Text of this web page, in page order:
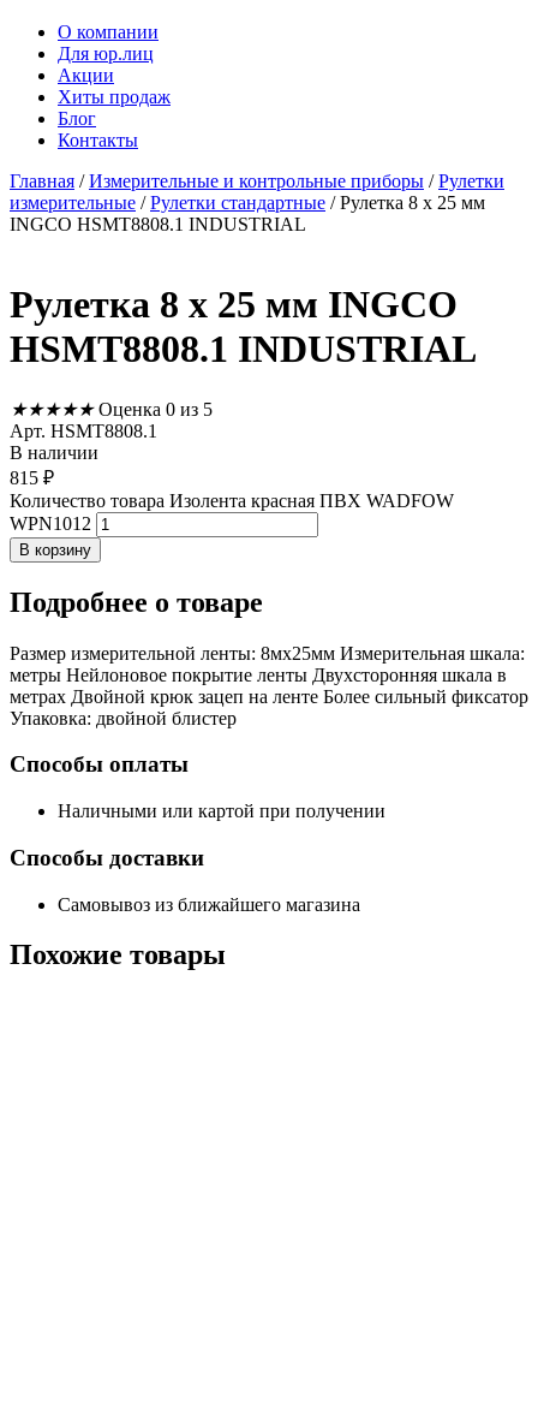
О компании
Для юр.лиц
Акции
Хиты продаж
Блог
Контакты
Главная /Измерительные и контрольные приборы /Рулетки
измерительные /Рулетки стандартные / Рулетка 8 х 25 мм
INGCO HSMT8808.1 INDUSTRIAL
Рулетка 8 х 25 мм INGCO
HSMT8808.1 INDUSTRIAL
★★★★★ Оценка 0 из 5
Арт. HSMT8808.1
В наличии
815 ₽
Количество товара Изолента красная ПВХ WADFOW
WPN1012
В корзину
Подробнее о товаре
Размер измерительной ленты: 8мx25мм Измерительная шкала:
метры Нейлоновое покрытие ленты Двухсторонняя шкала в
метрах Двойной крюк зацеп на ленте Более сильный фиксатор
Упаковка: двойной блистер
Способы оплаты
Наличными или картой при получении
Способы доставки
Самовывоз из ближайшего магазина
Похожие товары